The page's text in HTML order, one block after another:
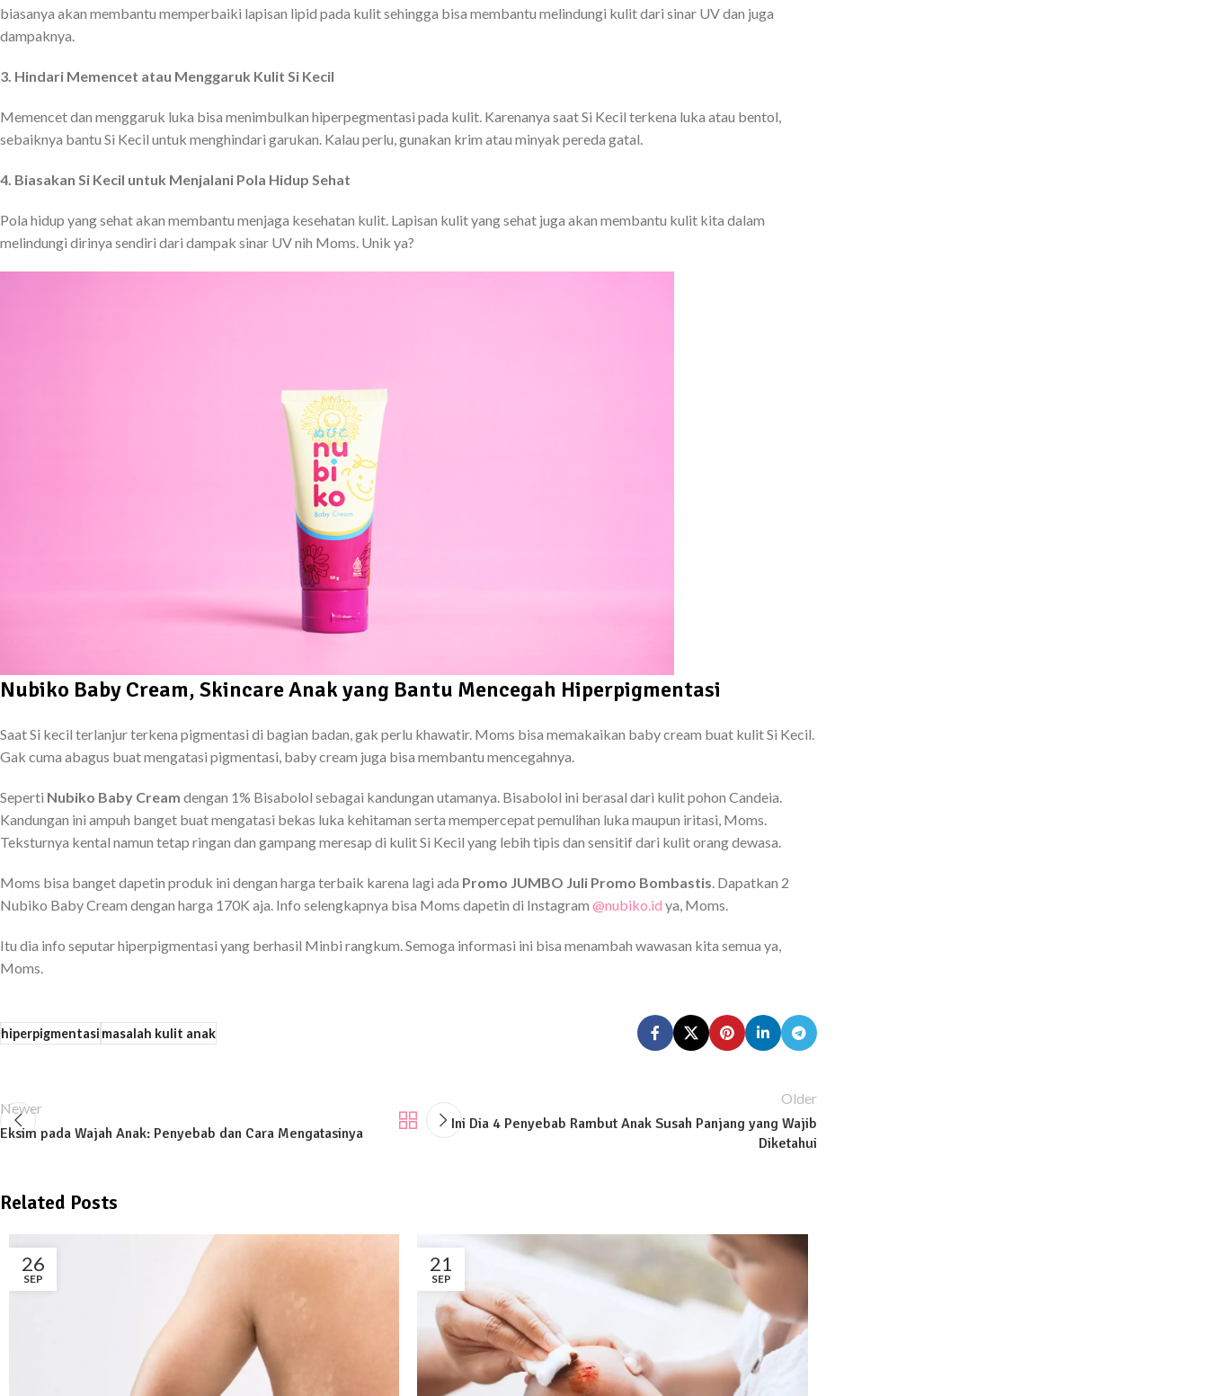
biasanya akan membantu memperbaiki lapisan lipid pada kulit sehingga bisa membantu melindungi kulit dari sinar UV dan juga
dampaknya.
3. Hindari Memencet atau Menggaruk Kulit Si Kecil
Memencet dan menggaruk luka bisa menimbulkan hiperpegmentasi pada kulit. Karenanya saat Si Kecil terkena luka atau bentol,
sebaiknya bantu Si Kecil untuk menghindari garukan. Kalau perlu, gunakan krim atau minyak pereda gatal.
4. Biasakan Si Kecil untuk Menjalani Pola Hidup Sehat
Pola hidup yang sehat akan membantu menjaga kesehatan kulit. Lapisan kulit yang sehat juga akan membantu kulit kita dalam
melindungi dirinya sendiri dari dampak sinar UV nih Moms. Unik ya?
Nubiko Baby Cream, Skincare Anak yang Bantu Mencegah Hiperpigmentasi
Saat Si kecil terlanjur terkena pigmentasi di bagian badan, gak perlu khawatir. Moms bisa memakaikan baby cream buat kulit Si Kecil.
Gak cuma abagus buat mengatasi pigmentasi, baby cream juga bisa membantu mencegahnya.
Seperti Nubiko Baby Cream dengan 1% Bisabolol sebagai kandungan utamanya. Bisabolol ini berasal dari kulit pohon Candeia.
Kandungan ini ampuh banget buat mengatasi bekas luka kehitaman serta mempercepat pemulihan luka maupun iritasi, Moms.
Teksturnya kental namun tetap ringan dan gampang meresap di kulit Si Kecil yang lebih tipis dan sensitif dari kulit orang dewasa.
Moms bisa banget dapetin produk ini dengan harga terbaik karena lagi ada Promo JUMBO Juli Promo Bombastis. Dapatkan 2
Nubiko Baby Cream dengan harga 170K aja. Info selengkapnya bisa Moms dapetin di Instagram @nubiko.id ya, Moms.
Itu dia info seputar hiperpigmentasi yang berhasil Minbi rangkum. Semoga informasi ini bisa menambah wawasan kita semua ya,
Moms.
hiperpigmentasimasalah kulit anak
Newer
Eksim pada Wajah Anak: Penyebab dan Cara Mengatasinya
Older
Ini Dia 4 Penyebab Rambut Anak Susah Panjang yang Wajib
Diketahui
Related Posts
26
SEP
21
SEP